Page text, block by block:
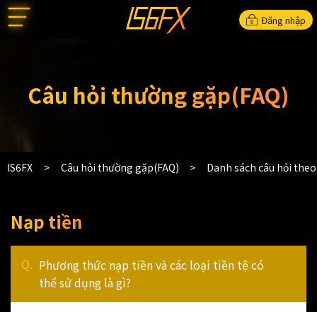
Đăng nhập
Câu hỏi thường gặp(FAQ)
IS6FX Câu hỏi thường gặp(FAQ) Danh sách câu hỏi
Nạp tiền
Phương thức nạp tiền và các loại tiền tệ có
thể sử dụng là gì?